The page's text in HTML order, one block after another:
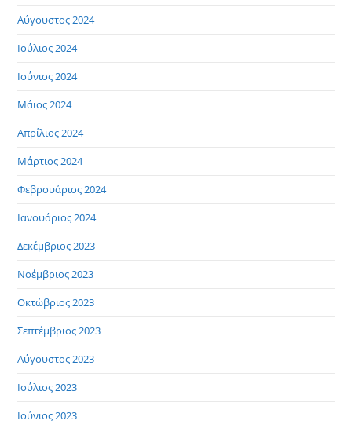
Αύγουστος 2024
Ιούλιος 2024
Ιούνιος 2024
Μάιος 2024
Απρίλιος 2024
Μάρτιος 2024
Φεβρουάριος 2024
Ιανουάριος 2024
Δεκέμβριος 2023
Νοέμβριος 2023
Οκτώβριος 2023
Σεπτέμβριος 2023
Αύγουστος 2023
Ιούλιος 2023
Ιούνιος 2023